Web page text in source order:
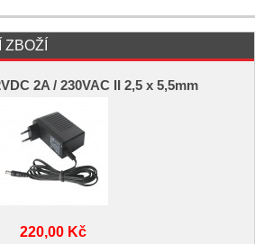
ZBOŽÍ
2A / 230VAC II 2,5 x 5,5mm
220,00 Kč